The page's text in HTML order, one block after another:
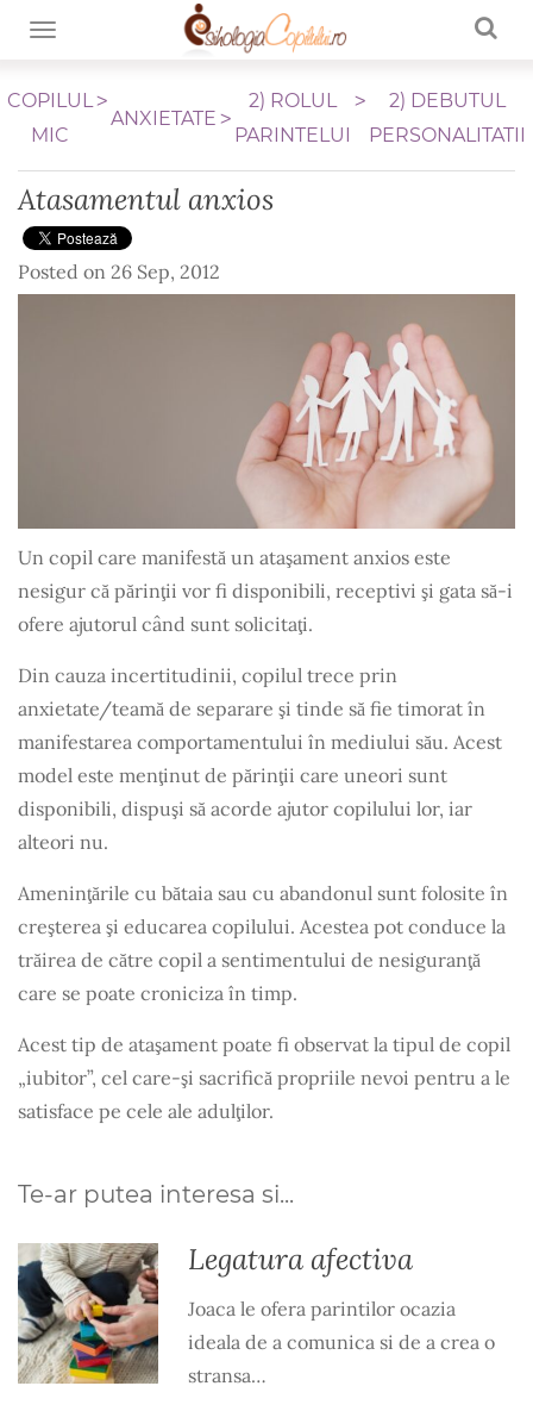
TOGGLE NAVIGATION
2) DEBUTUL
PERSONALITATII
2) ROLUL
PARINTELUI
ANXIETATE
COPILUL
MIC
Atasamentul anxios
Posted on 26 Sep, 2012
Un copil care manifestă un ataşament anxios este
nesigur că părinţii vor fi disponibili, receptivi şi gata să-i
ofere ajutorul când sunt solicitaţi.
Din cauza incertitudinii, copilul trece prin
anxietate/teamă de separare şi tinde să fie timorat în
manifestarea comportamentului în mediului său. Acest
model este menţinut de părinţii care uneori sunt
disponibili, dispuşi să acorde ajutor copilului lor, iar
alteori nu.
Ameninţările cu bătaia sau cu abandonul sunt folosite în
creşterea şi educarea copilului. Acestea pot conduce la
trăirea de către copil a sentimentului de nesiguranţă
care se poate croniciza în timp.
Acest tip de ataşament poate fi observat la tipul de copil
„iubitor”, cel care-şi sacrifică propriile nevoi pentru a le
satisface pe cele ale adulţilor.
Te-ar putea interesa si...
Legatura afectiva
Joaca le ofera parintilor ocazia
ideala de a comunica si de a crea o
stransa…